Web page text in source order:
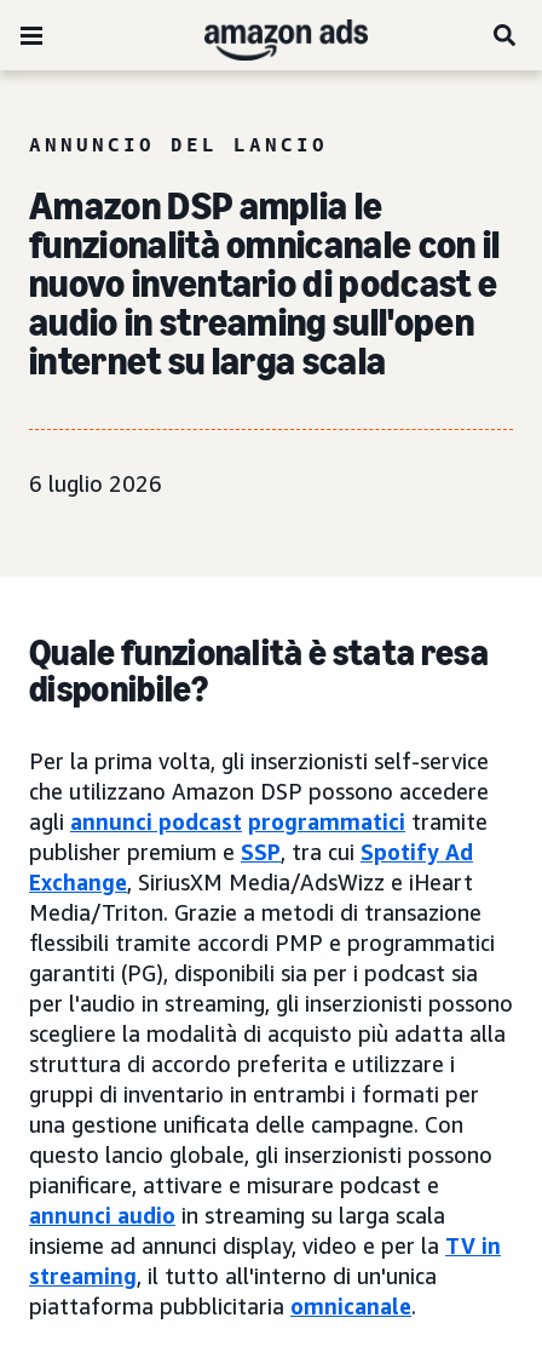
ANNUNCIO DEL LANCIO
Amazon DSP amplia le
funzionalità omnicanale con il
nuovo inventario di podcast e
audio in streaming sull'open
internet su larga scala
6 luglio 2026
Quale funzionalità è stata resa
disponibile?
Per la prima volta, gli inserzionisti self-service
che utilizzano Amazon DSP possono accedere
agli annunci podcast programmatici tramite
publisher premium e SSP, tra cui Spotify Ad
Exchange, SiriusXM Media/AdsWizz e iHeart
Media/Triton. Grazie a metodi di transazione
flessibili tramite accordi PMP e programmatici
garantiti (PG), disponibili sia per i podcast sia
per l'audio in streaming, gli inserzionisti possono
scegliere la modalità di acquisto più adatta alla
struttura di accordo preferita e utilizzare i
gruppi di inventario in entrambi i formati per
una gestione unificata delle campagne. Con
questo lancio globale, gli inserzionisti possono
pianificare, attivare e misurare podcast e
annunci audio in streaming su larga scala
insieme ad annunci display, video e per la TV in
streaming, il tutto all'interno di un'unica
piattaforma pubblicitaria omnicanale.